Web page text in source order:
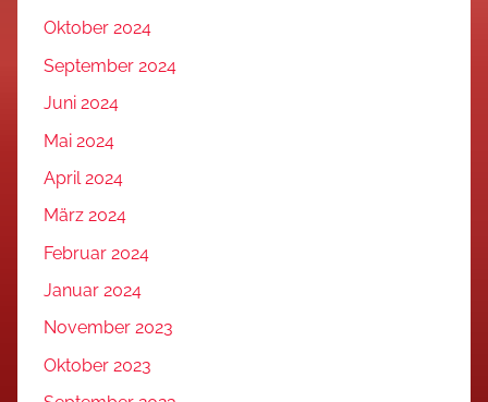
Oktober 2024
September 2024
Juni 2024
Mai 2024
April 2024
März 2024
Februar 2024
Januar 2024
November 2023
Oktober 2023